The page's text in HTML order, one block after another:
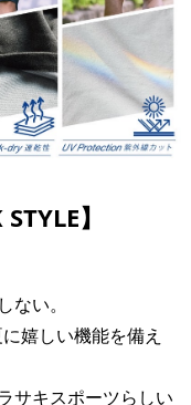
質問
わせ
プリ
リで！
】
い。
嬉しい機能を備え
サキスポーツらしい